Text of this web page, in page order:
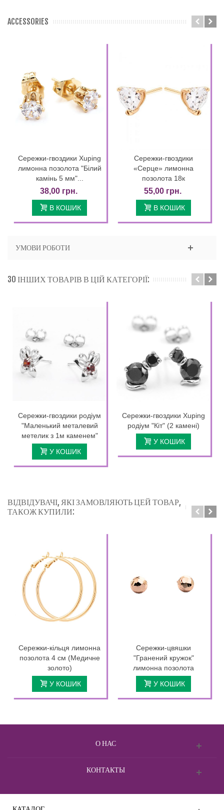
ACCESSORIES
Сережки-гвоздики Xuping
лимонна позолота "Білий
камінь 5 мм"...
38,00 грн.
В КОШИК
Сережки-гвоздики
«Серце» лимонна
позолота 18к
55,00 грн.
В КОШИК
УМОВИ РОБОТИ
30 ІНШИХ ТОВАРІВ В ЦІЙ КАТЕГОРІЇ:
Сережки-гвоздики родіум
"Маленький металевий
метелик з 1м каменем"
У КОШИК
Сережки-гвоздики Xuping
родіум "Кіт" (2 камені)
У КОШИК
ВІДВІДУВАЧІ, ЯКІ ЗАМОВЛЯЮТЬ ЦЕЙ ТОВАР,
ТАКОЖ КУПИЛИ:
Сережки-кільця лимонна
позолота 4 см (Медичне
золото)
У КОШИК
Сережки-цвяшки
"Гранений кружок"
лимонна позолота
У КОШИК
О НАС
КОНТАКТЫ